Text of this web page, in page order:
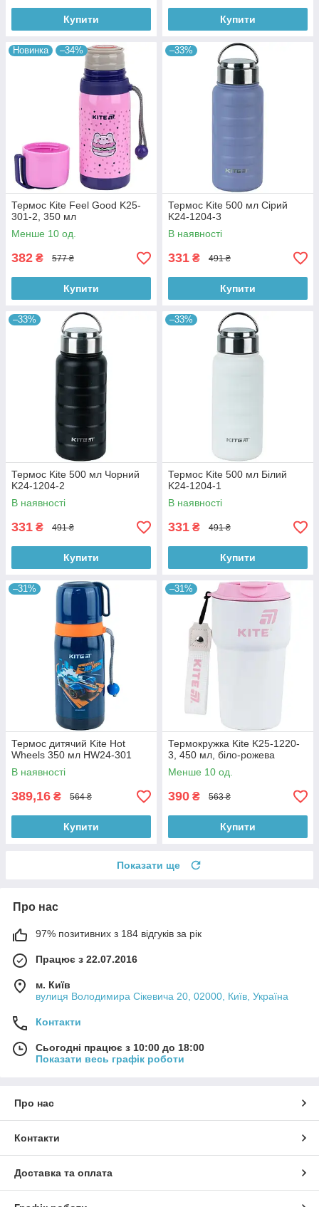
Купити Купити
Новинка –34%
Термос Kite Feel Good K25-
301-2, 350 мл
Менше 10 од.
382 ₴ 577 ₴
Купити
–33%
Термос Kite 500 мл Cірий
K24-1204-3
В наявності
331 ₴ 491 ₴
Купити
–33%
Термос Kite 500 мл Чорний
K24-1204-2
В наявності
331 ₴ 491 ₴
Купити
–33%
Термос Kite 500 мл Білий
K24-1204-1
В наявності
331 ₴ 491 ₴
Купити
–31%
Термос дитячий Kite Hot
Wheels 350 мл HW24-301
В наявності
389,16 ₴ 564 ₴
Купити
–31%
Термокружка Kite K25-1220-
3, 450 мл, біло-рожева
Менше 10 од.
390 ₴ 563 ₴
Купити
Показати ще
Про нас
97% позитивних з 184 відгуків за рік
Працює з 22.07.2016
м. Київ
вулиця Володимира Сікевича 20, 02000, Київ, Україна
Контакти
Сьогодні працює з 10:00 до 18:00
Показати весь графік роботи
Про нас
Контакти
Доставка та оплата